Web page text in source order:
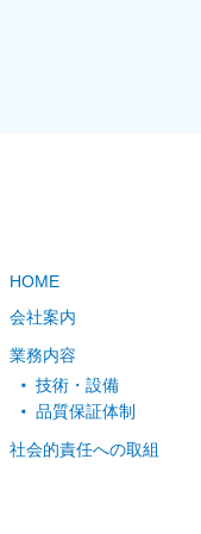
HOME
会社案内
業務内容
技術・設備
品質保証体制
社会的責任への取組